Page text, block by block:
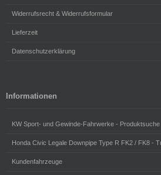
Widerrufsrecht & Widerrufsformular
Lieferzeit
Datenschutzerklärung
Informationen
KW Sport- und Gewinde-Fahrwerke - Produktsuche
Honda Civic Legale Downpipe Type R FK2 / FK8 -
Kundenfahrzeuge